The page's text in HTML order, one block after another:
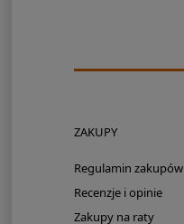
ZAKUPY
Regulamin zakupów
Recenzje i opinie
Zakupy na raty